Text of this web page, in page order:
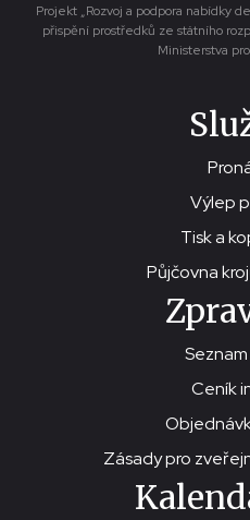
Projekt „Rozvoj a podpora nabídky
přispění prostředků ze státního
Ministerstva
Výlep
Tisk a
Půjčovna
Ceník
Zásady pro